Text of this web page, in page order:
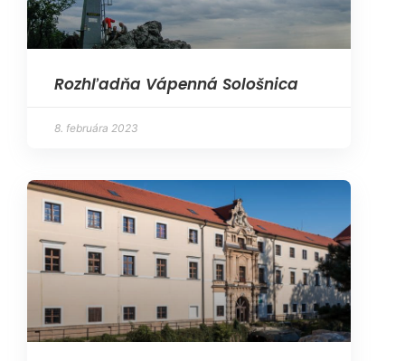
Rozhľadňa Vápenná Sološnica
8. februára 2023